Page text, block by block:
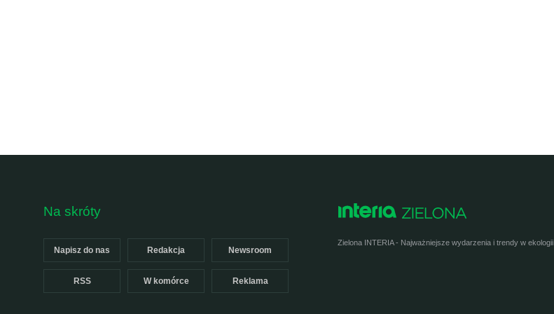
Na skróty
Napisz do nas Redakcja Newsroom
RSS W komórce Reklama
Zielona INTERIA - Najważniejsze wydarzenia i trendy w ekologii